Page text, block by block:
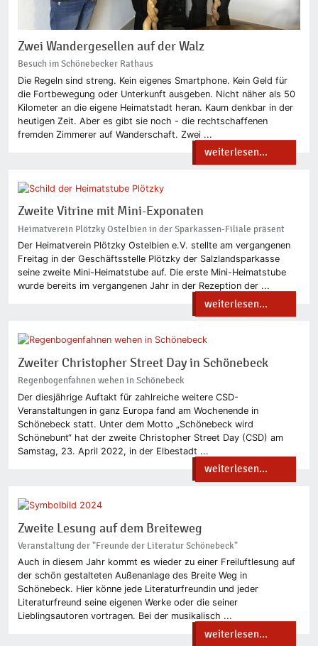
Zwei Wandergesellen auf der Walz
Besuch im Schönebecker Rathaus
Die Regeln sind streng. Kein eigenes Smartphone. Kein Geld für
die Fortbewegung oder Unterkunft ausgeben. Nicht näher als 50
Kilometer an die eigene Heimatstadt heran. Kaum denkbar in der
heutigen Zeit. Aber es gibt sie noch - die rechtschaffenen
fremden Zimmerer auf Wanderschaft. Zwei ...
weiterlesen...
Zweite Vitrine mit Mini-Exponaten
Heimatverein Plötzky Ostelbien in der Sparkassen-Filiale präsent
Der Heimatverein Plötzky Ostelbien e.V. stellte am vergangenen
Freitag in der Geschäftsstelle Plötzky der Salzlandsparkasse
seine zweite Mini-Heimatstube auf. Die erste Mini-Heimatstube
wurde bereits im vergangenen Jahr in der Rezeption der ...
weiterlesen...
Zweiter Christopher Street Day in Schönebeck
Regenbogenfahnen wehen in Schönebeck
Der diesjährige Auftakt für zahlreiche weitere CSD-
Veranstaltungen in ganz Europa fand am Wochenende in
Schönebeck statt. Unter dem Motto „Schönebeck wird
Schönebunt“ hat der zweite Christopher Street Day (CSD) am
Samstag, 23. April 2022, in der Elbestadt ...
weiterlesen...
Zweite Lesung auf dem Breiteweg
Veranstaltung der "Freunde der Literatur Schönebeck"
Auch in diesem Jahr kommt es wieder zu einer Freiluftlesung auf
der schön gestalteten Außenanlage des Breite Weg in
Schönebeck. Hier könne jede Literaturfreundin und jeder
Literaturfreund seine eigenen Werke oder die seiner
Lieblingsautoren vortragen. Bei der musikalisch ...
weiterlesen...